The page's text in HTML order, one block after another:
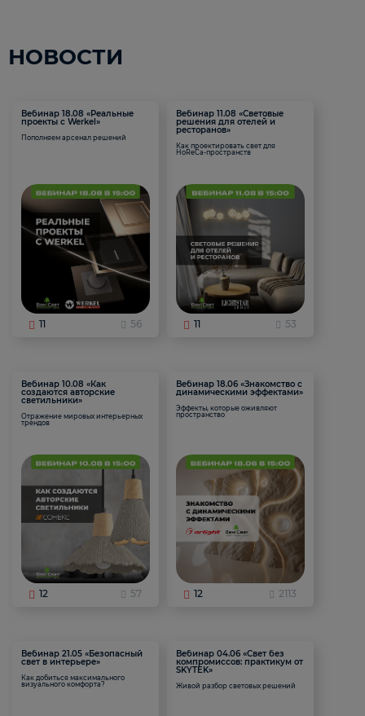
НОВОСТИ
Вебинар 18.08 «Реальные
проекты с Werkel»
Пополняем арсенал решений
11 56
Вебинар 11.08 «Световые
решения для отелей и
ресторанов»
Как проектировать свет для
HoReCa-пространств
11 53
Вебинар 10.08 «Как
создаются авторские
светильники»
Отражение мировых интерьерных
трендов
12 57
Вебинар 18.06 «Знакомство с
динамическими эффектами»
Эффекты, которые оживляют
пространство
12 2113
Вебинар 21.05 «Безопасный
свет в интерьере»
Как добиться максимального
визуального комфорта?
Вебинар 04.06 «Свет без
компромиссов: практикум от
SKYTEK»
Живой разбор световых решений